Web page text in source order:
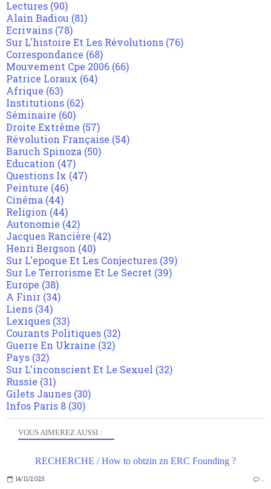
VOUS AIMEREZ AUSSI :
RECHERCHE / How to obtzin zn ERC Founding ?
14/11/2025 …
Lectures (90)
Alain Badiou (81)
Ecrivains (78)
Sur L'histoire Et Les Révolutions (76)
Correspondance (68)
Mouvement Cpe 2006 (66)
Patrice Loraux (64)
Afrique (63)
Institutions (62)
Séminaire (60)
Droite Extrême (57)
Révolution Française (54)
Baruch Spinoza (50)
Education (47)
Questions Ix (47)
Peinture (46)
Cinéma (44)
Religion (44)
Autonomie (42)
Jacques Rancière (42)
Henri Bergson (40)
Sur L'epoque Et Les Conjectures (39)
Sur Le Terrorisme Et Le Secret (39)
Europe (38)
A Finir (34)
Liens (34)
Lexiques (33)
Courants Politiques (32)
Guerre En Ukraine (32)
Pays (32)
Sur L'inconscient Et Le Sexuel (32)
Russie (31)
Gilets Jaunes (30)
Infos Paris 8 (30)